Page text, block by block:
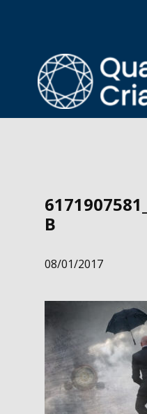
Início
Expertise
Parceiros
B
08/01/2017
Início
Expertise
Parceiros
Conexões